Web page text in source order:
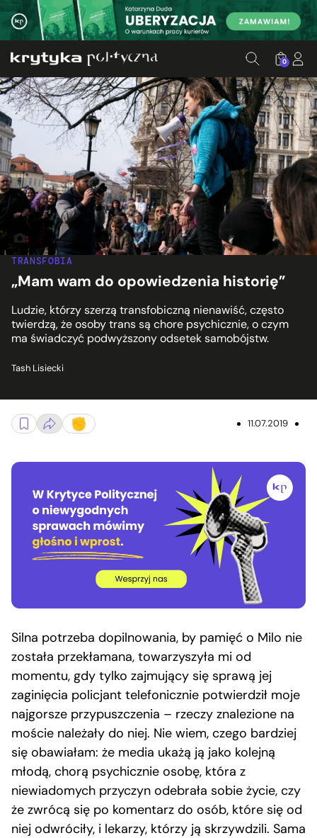
0
TRANSFOBIA
„Mam wam do opowiedzenia historię”
Ludzie, którzy szerzą transfobiczną nienawiść, często
twierdzą, że osoby trans są chore psychicznie, o czym
ma świadczyć podwyższony odsetek samobójstw.
Tash Lisiecki
11.07.2019
Silna potrzeba dopilnowania, by pamięć o Milo nie
została przekłamana, towarzyszyła mi od
momentu, gdy tylko zajmujący się sprawą jej
zaginięcia policjant telefonicznie potwierdził moje
najgorsze przypuszczenia – rzeczy znalezione na
moście należały do niej. Nie wiem, czego bardziej
się obawiałam: że media ukażą ją jako kolejną
młodą, chorą psychicznie osobę, która z
niewiadomych przyczyn odebrała sobie życie, czy
że zwrócą się po komentarz do osób, które się od
niej odwróciły, i lekarzy, którzy ją skrzywdzili. Sama